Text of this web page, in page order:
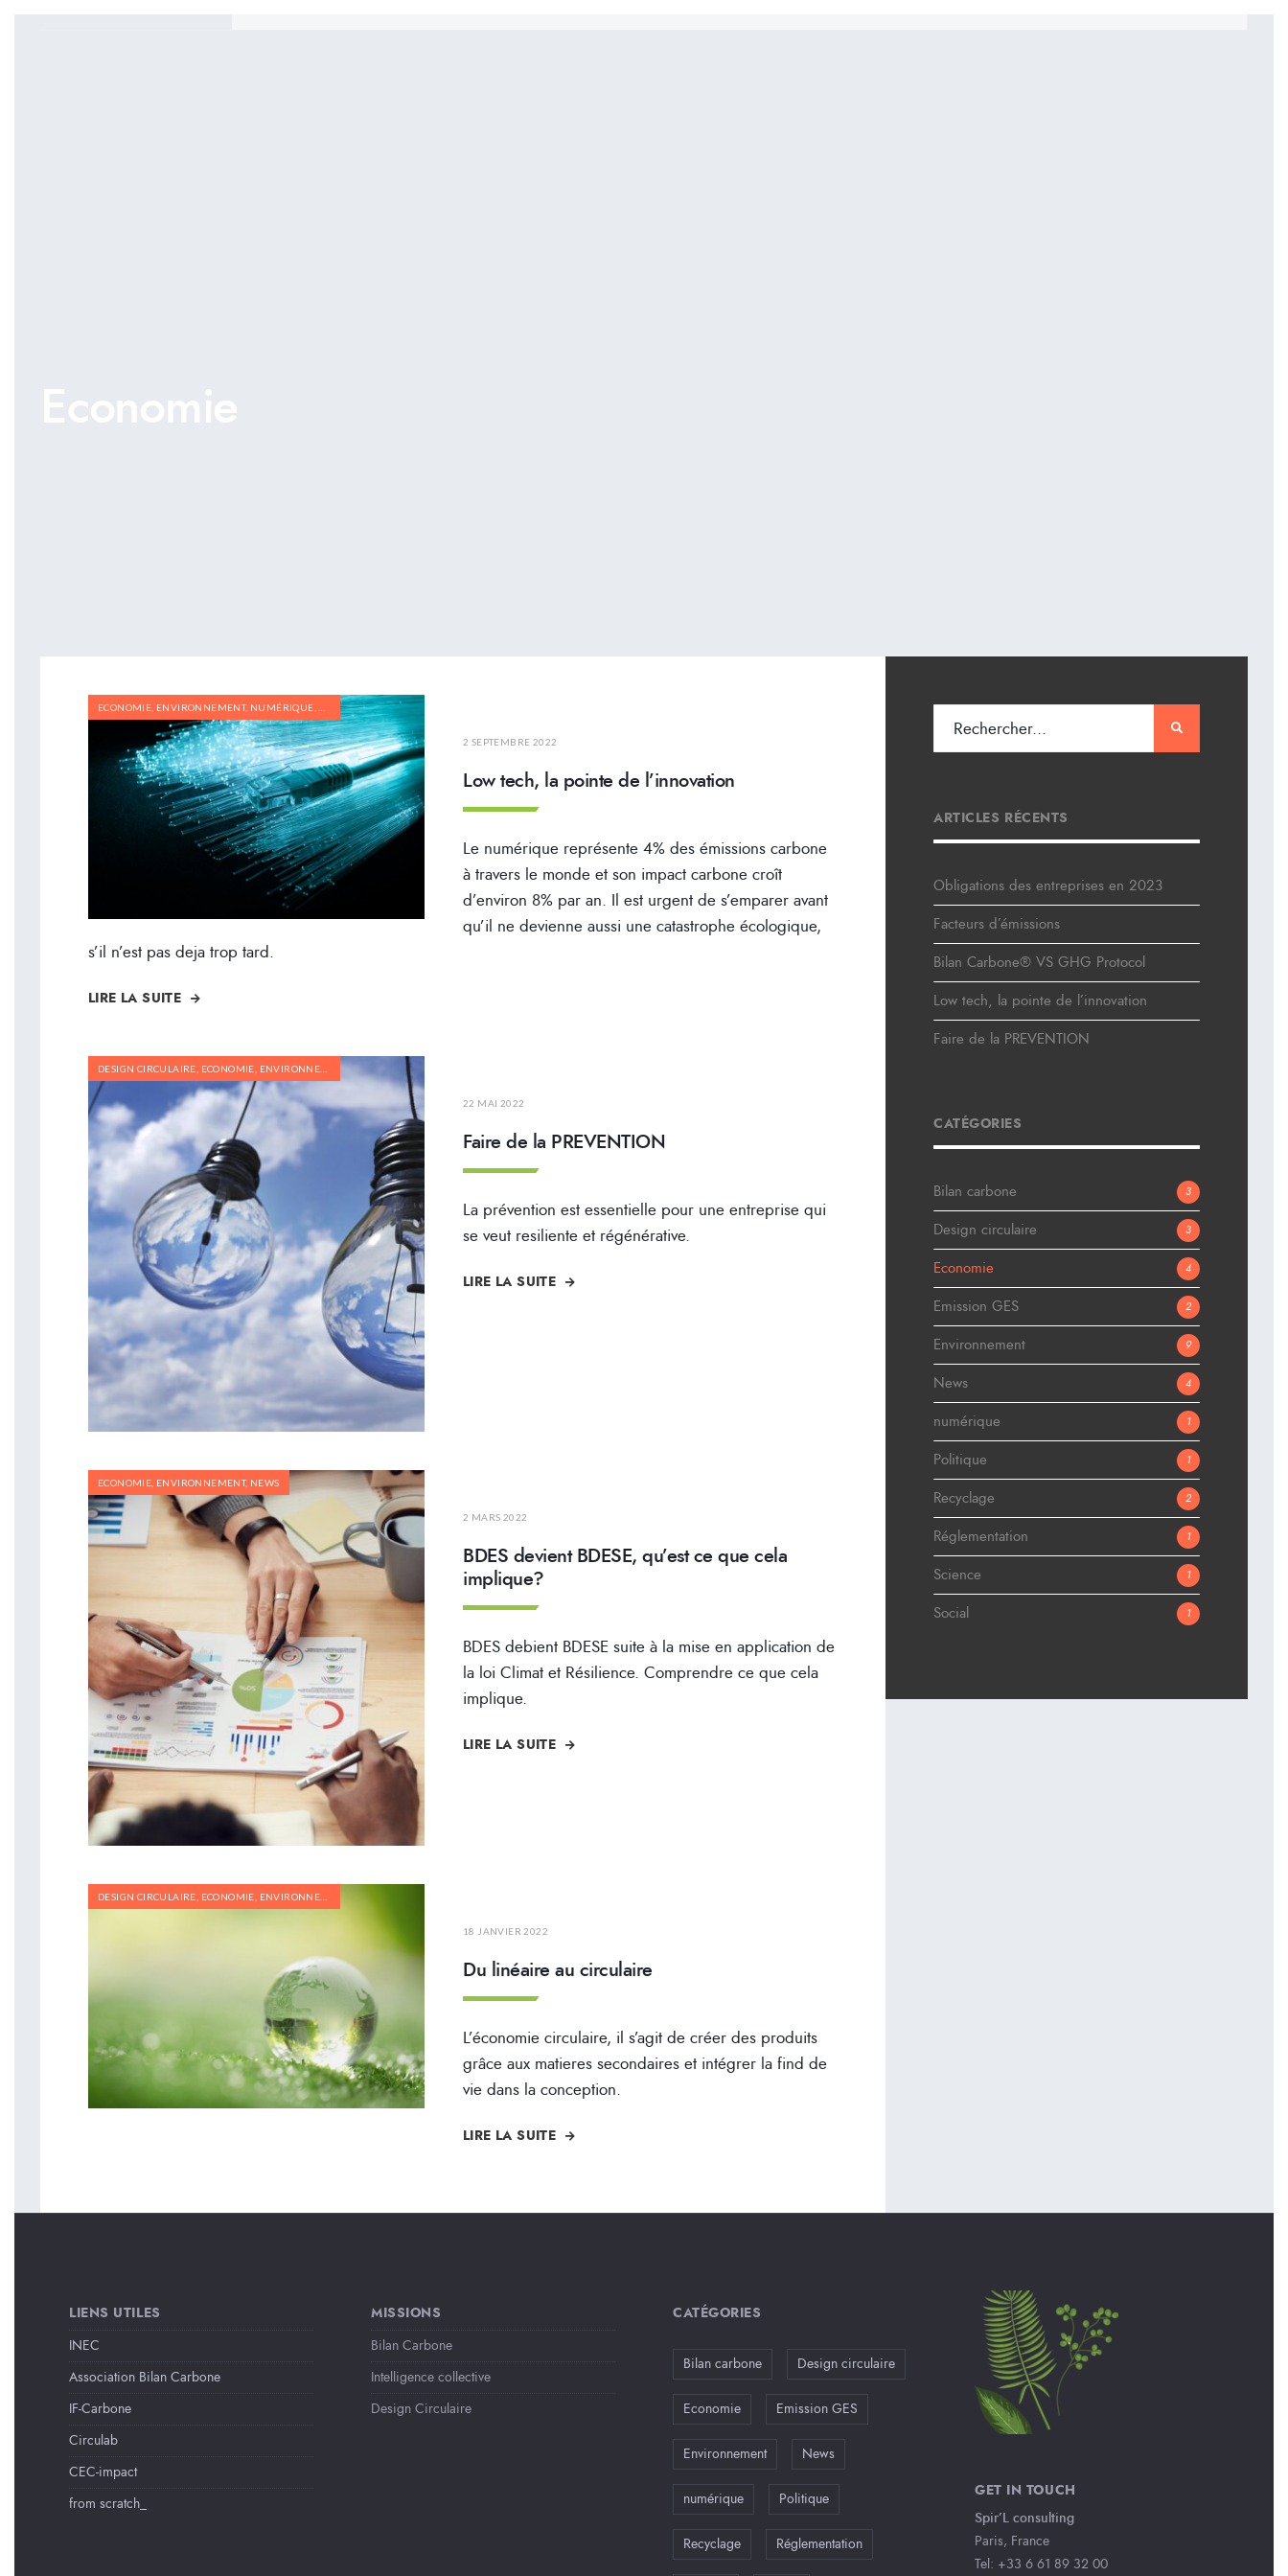
ECONOMIE ENVIRONNEMENT, NUMÉRIQUE RECYCLAGE
2 SEPTEMBRE 2022
Low tech, la pointe de l’innovation
Le numérique représente 4% des émissions carbone
à travers le monde et son impact carbone croît
d’environ 8% par an. Il est urgent de s’emparer avant
qu’il ne devienne aussi une catastrophe écologique,
s’il n’est pas deja trop tard.
LIRE LA SUITE
DESIGN CIRCULAIRE ECONOMIE ENVIRONNEMENT ,POLITIQUE
22 MAI 2022
Faire de la PREVENTION
La prévention est essentielle pour une entreprise qui
se veut resiliente et régénérative.
LIRE LA SUITE
ECONOMIE ENVIRONNEMENT, NEWS
2 MARS 2022
BDES devient BDESE, qu’est ce que cela
implique?
BDES debient BDESE suite à la mise en application de
la loi Climat et Résilience. Comprendre ce que cela
implique.
LIRE LA SUITE
DESIGN CIRCULAIRE ECONOMIE ENVIRONNEMENT
18 JANVIER 2022
Du linéaire au circulaire
L’économie circulaire, il s’agit de créer des produits
grâce aux matieres secondaires et intégrer la find de
vie dans la conception.
LIRE LA SUITE
ARTICLES RÉCENTS
Obligations des entreprises en 2023
Facteurs d’émissions
Bilan Carbone® VS GHG Protocol
Low tech, la pointe de l’innovation
Faire de la PREVENTION
CATÉGORIES
Bilan carbone 3
Design circulaire 3
Economie 4
Emission GES 2
Environnement 9
News 4
numérique 1
Politique 1
Recyclage 2
Réglementation 1
Science 1
Social 1
LIENS UTILES
INEC
Association Bilan Carbone
IF-Carbone
Circulab
CEC-impact
from scratch_
MISSIONS
Bilan Carbone
Intelligence collective
Design Circulaire
CATÉGORIES
Bilan carbone Design circulaire
Economie Emission GES
Environnement News
numérique Politique
Recyclage Réglementation
GET IN TOUCH
Spir’L consulting
Paris, France
Tel: +33 6 61 89 32 00